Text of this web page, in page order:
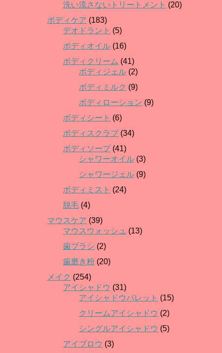
洗い流さないトリートメント (20)
ボディケア (183)
デオドラント (5)
ボディオイル (16)
ボディクリーム (41)
ボディジェル (2)
ボディミルク (9)
ボディローション (9)
ボディシート (6)
ボディスクラブ (34)
ボディソープ(41)
シャワーオイル (3)
シャワージェル (9)
ボディミスト (24)
脱毛 (4)
マウスケア (39)
マウスウォッシュ (13)
歯ブラシ (2)
歯磨き粉 (20)
メイク (254)
アイシャドウ (31)
アイシャドウパレット (15)
クリームアイシャドウ (2)
シングルアイシャドウ (5)
アイブロウ (3)